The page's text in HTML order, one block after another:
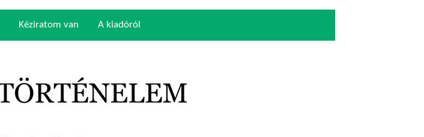
Kéziratom van A kiadóról